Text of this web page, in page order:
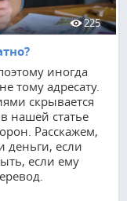
225
иногда
тому адресату.
скрывается
нашей статье
Расскажем,
деньги, если
если ему